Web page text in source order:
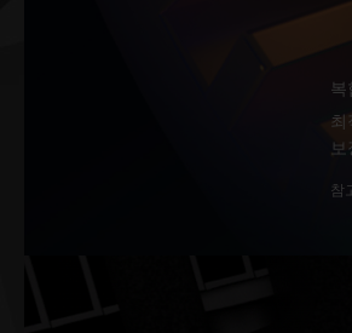
복
최
참